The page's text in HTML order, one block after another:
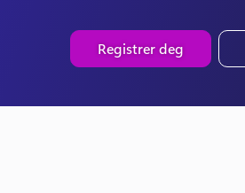
Registrer deg